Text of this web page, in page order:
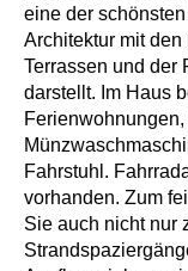
eine der
Architektur mit
Terrassen und der
darstellt. Im Haus
Fahrstuhl.
vorhanden. Zum
Sie auch nicht nur